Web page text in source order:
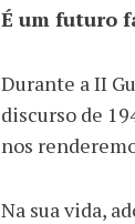
É um futuro
Durante a II
discurso de
nos
Na sua vida,